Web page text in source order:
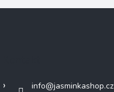
info@jasminkashop.cz